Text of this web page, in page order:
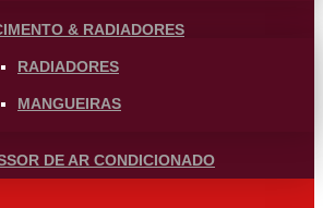
& RADIADORES
RADIADORES
MANGUEIRAS
DE AR CONDICIONADO